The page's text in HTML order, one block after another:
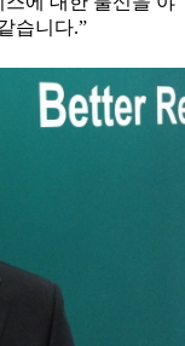
습니다.”